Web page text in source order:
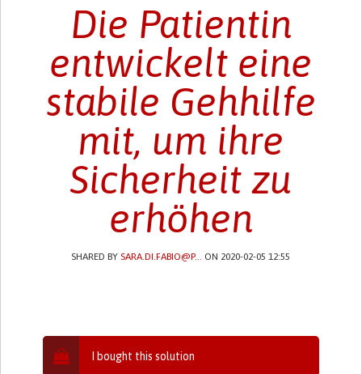
Die Patientin
entwickelt eine
stabile Gehhilfe
mit, um ihre
Sicherheit zu
erhöhen
SHARED BY SARA.DI.FABIO@P... ON 2020-02-05 12:55
I bought this solution